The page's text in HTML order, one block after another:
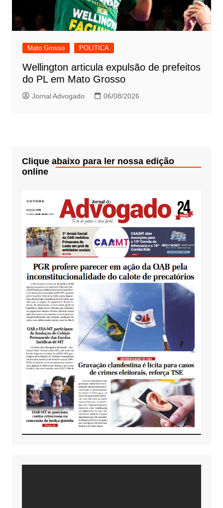
Mato Grosso POLITICA
Wellington articula expulsão de prefeitos
do PL em Mato Grosso
Jornal Advogado 06/08/2026
Clique abaixo para ler nossa edição
online